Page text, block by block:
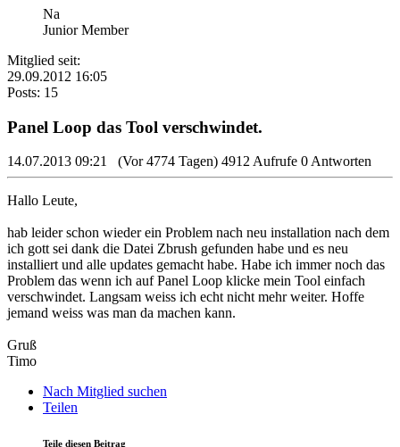
Na
Junior Member
Mitglied seit:
29.09.2012 16:05
Posts: 15
Panel Loop das Tool verschwindet.
14.07.2013 09:21 (Vor 4774 Tagen) 4912 Aufrufe 0 Antworten
Hallo Leute,
hab leider schon wieder ein Problem nach neu installation nach dem
ich gott sei dank die Datei Zbrush gefunden habe und es neu
installiert und alle updates gemacht habe. Habe ich immer noch das
Problem das wenn ich auf Panel Loop klicke mein Tool einfach
verschwindet. Langsam weiss ich echt nicht mehr weiter. Hoffe
jemand weiss was man da machen kann.
Gruß
Timo
Nach Mitglied suchen
Teilen
Teile diesen Beitrag